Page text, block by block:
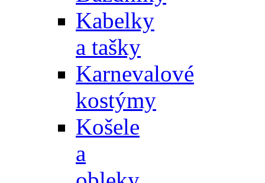
Kabelky
a tašky
Karnevalové
kostýmy
Košele
a